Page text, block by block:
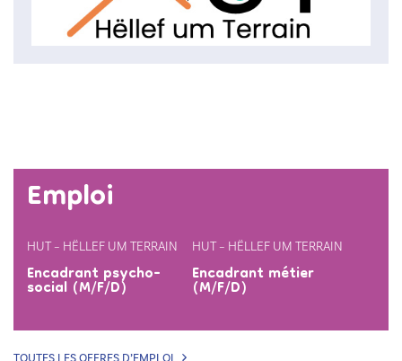
Emploi
HUT – HËLLEF UM TERRAIN
Encadrant psycho-
social (M/F/D)
HUT – HËLLEF UM TERRAIN
Encadrant métier
(M/F/D)
TOUTES LES OFFRES D’EMPLOI